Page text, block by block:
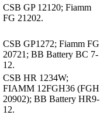
CSB GP 12120; Fiamm
FG 21202.
CSB GP1272; Fiamm FG
20721; BB Battery BC 7-
12.
CSB HR 1234W;
FIAMM 12FGH36 (FGH
20902); BB Battery HR9-
12.